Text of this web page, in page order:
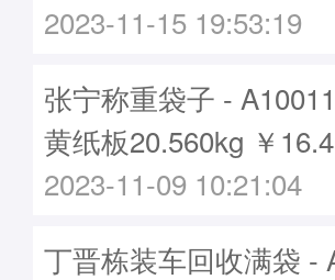
2023-11-15 19:53:19
张宁称重袋子 -
黄纸板20.560kg ￥
2023-11-09 10:21:04
丁晋栋装车回收满袋 -